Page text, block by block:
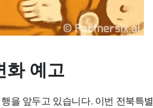
화 예고
을 앞두고 있습니다. 이번 전북특별